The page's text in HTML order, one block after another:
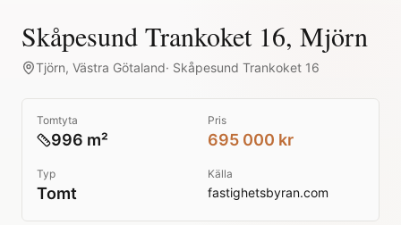
Skåpesund Trankoket 16, Mjörn
Tjörn, Västra Götaland· Skåpesund Trankoket 16
Tomtyta
996 m²
Pris
695 000 kr
Typ
Tomt
Källa
fastighetsbyran.com